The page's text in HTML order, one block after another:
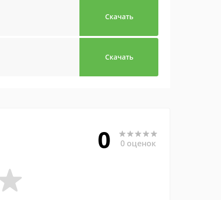
Скачать
Скачать
0 0 оценок